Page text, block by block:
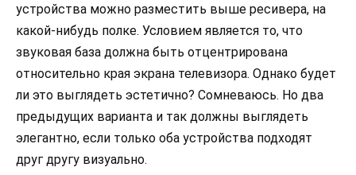
устройства можно разместить выше ресивера, на
какой-нибудь полке. Условием является то, что
звуковая база должна быть отцентрирована
относительно края экрана телевизора. Однако будет
ли это выглядеть эстетично? Сомневаюсь. Но два
предыдущих варианта и так должны выглядеть
элегантно, если только оба устройства подходят
друг другу визуально.